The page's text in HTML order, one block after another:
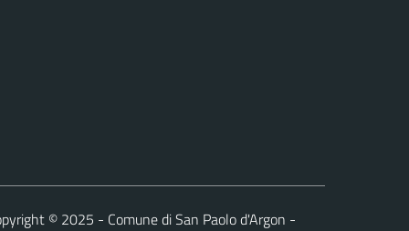
© 2025 - Comune di San Paolo d'Argon -